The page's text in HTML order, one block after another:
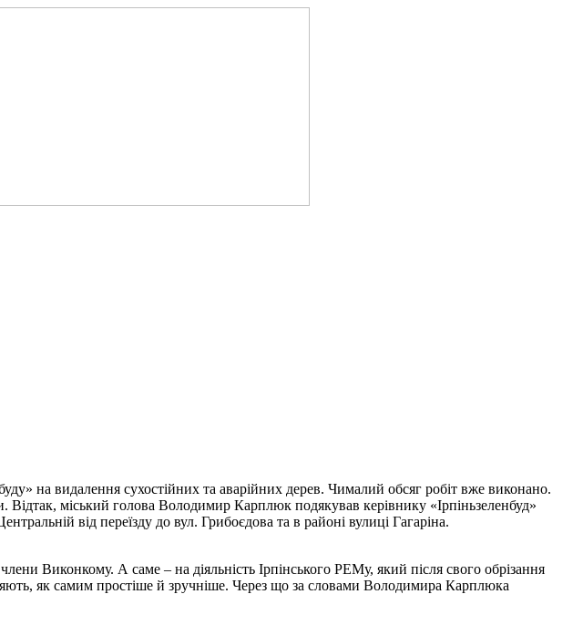
на видалення сухостійних та аварійних дерев. Чималий обсяг робіт вже виконано.
Відтак, міський голова Володимир Карплюк подякував керівнику «Ірпіньзеленбуд»
від переїзду до вул. Грибоєдова та в районі вулиці Гагаріна.
Виконкому. А саме – на діяльність Ірпінського РЕМу, який після свого обрізання
як самим простіше й зручніше. Через що за словами Володимира Карплюка